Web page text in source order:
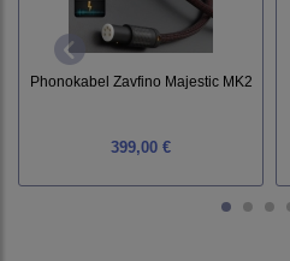
Phonokabel Zavfino Majestic MK2
399,00 €